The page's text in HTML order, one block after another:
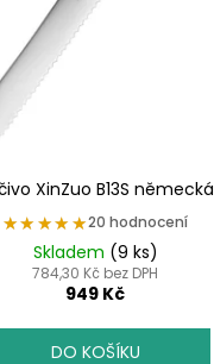
XinZuo B13S
★★★★★
★★★★★20 hodnocení
Skladem (9 ks)
784,30 Kč bez DPH
949 Kč
DO KOŠÍKU